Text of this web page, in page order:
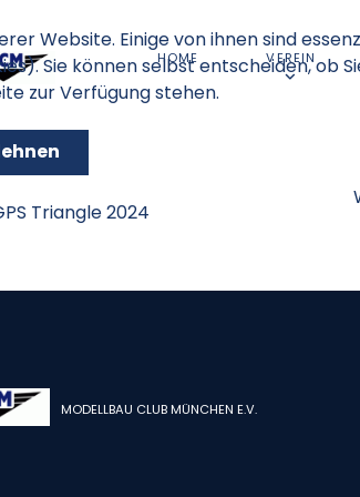
HOME VEREIN
Triangle 2024
MODELLBAU CLUB MÜNCHEN E.V.
Website. Einige von ihnen sind
Sie können selbst entscheiden, ob
zur Verfügung stehen.